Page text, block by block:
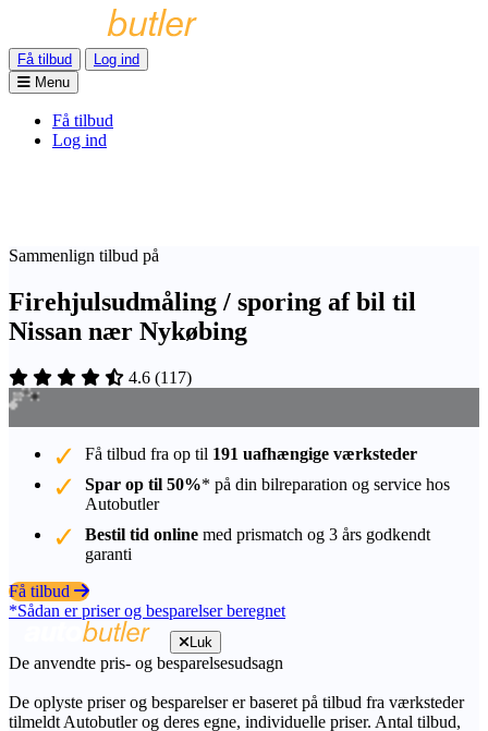
Få tilbud
Log ind
Menu
Få tilbud
Log ind
Sammenlign tilbud på
Firehjulsudmåling / sporing af bil til
Nissan nær Nykøbing
4.6 (117)
Få tilbud fra op til 191 uafhængige værksteder
Spar op til 50%* på din bilreparation og service hos
Autobutler
Bestil tid online med prismatch og 3 års godkendt
garanti
Få tilbud
*Sådan er priser og besparelser beregnet
Luk
De anvendte pris- og besparelsesudsagn
De oplyste priser og besparelser er baseret på tilbud fra værksteder
tilmeldt Autobutler og deres egne, individuelle priser. Antal tilbud,